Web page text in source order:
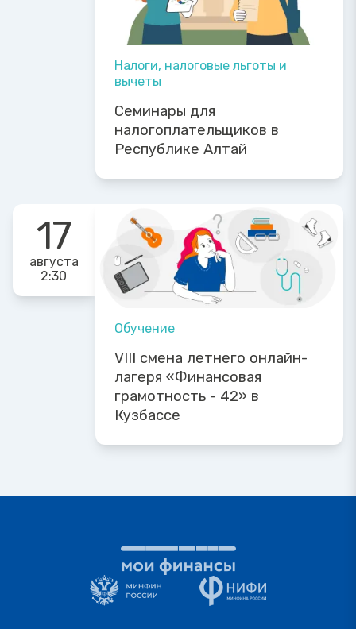
Налоги, налоговые льготы и
вычеты
Семинары для
налогоплательщиков в
Республике Алтай
17
августа
2:30
Обучение
VIII смена летнего онлайн-
лагеря «Финансовая
грамотность - 42» в
Кузбассе